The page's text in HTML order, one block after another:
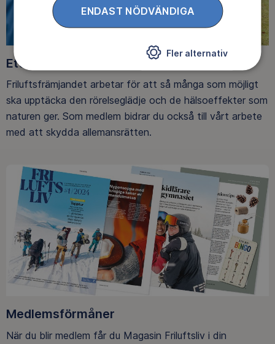
Ett friluftsliv för alla
Friluftsfrämjandet arbetar för att så många som möjligt
ska upptäcka den rörelseglädje och de hälsoeffekter som
naturen ger. Som medlem bidrar du också till vårt arbete
med att skydda allemansrätten.
Medlemsförmåner
När du blir medlem får du Magasin Friluftsliv i din
ENDAST NÖDVÄNDIGA
Fler alternativ